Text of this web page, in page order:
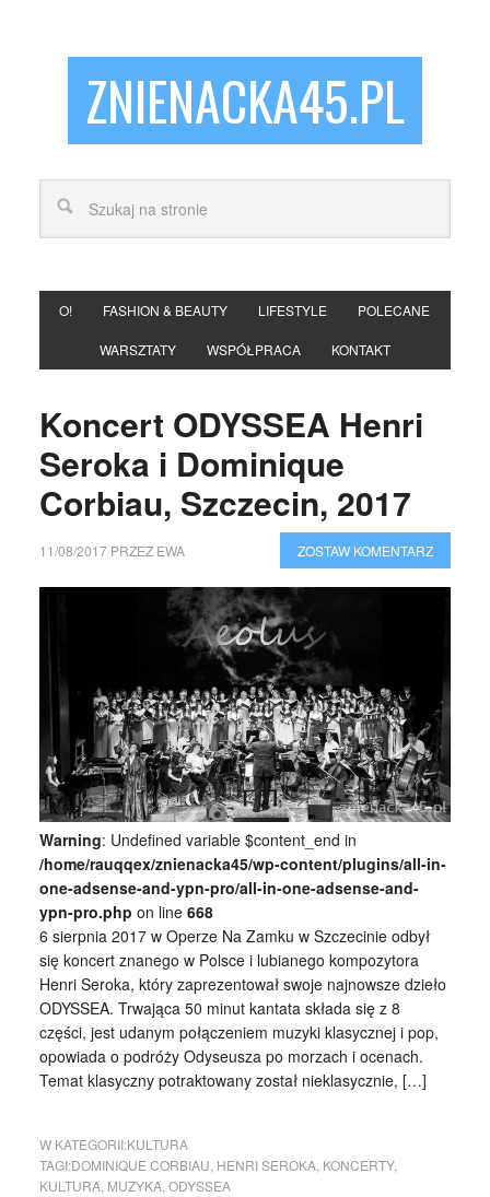
ZNIENACKA45.PL
O! FASHION & BEAUTY LIFESTYLE POLECANE
WARSZTATY WSPÓŁPRACA KONTAKT
Koncert ODYSSEA Henri
Seroka i Dominique
Corbiau, Szczecin, 2017
11/08/2017PRZEZ EWA ZOSTAW KOMENTARZ
Warning: Undefined variable $content_end in
/home/rauqqex/znienacka45/wp-content/plugins/all-in-
one-adsense-and-ypn-pro/all-in-one-adsense-and-
ypn-pro.php on line 668
6 sierpnia 2017 w Operze Na Zamku w Szczecinie odbył
się koncert znanego w Polsce i lubianego kompozytora
Henri Seroka, który zaprezentował swoje najnowsze dzieło
ODYSSEA. Trwająca 50 minut kantata składa się z 8
części, jest udanym połączeniem muzyki klasycznej i pop,
opowiada o podróży Odyseusza po morzach i ocenach.
Temat klasyczny potraktowany został nieklasycznie, […]
W KATEGORII:KULTURA
TAGI:DOMINIQUE CORBIAU HENRI SEROKA, KONCERTY,
KULTURA, MUZYKA, ODYSSEA